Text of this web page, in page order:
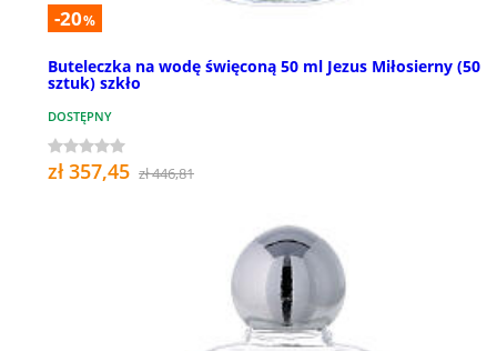
-20%
Buteleczka na wodę święconą 50 ml Jezus Miłosierny (50
sztuk) szkło
DOSTĘPNY
zł 357,45 zł 446,81